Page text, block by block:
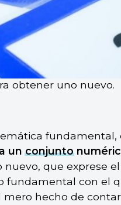
obtener uno nuevo.
fundamental,
unconjunto
que exprese
fundamental con el
hecho de